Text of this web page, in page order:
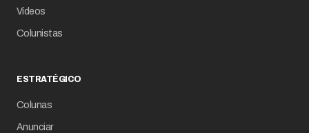
Vídeos
Colunistas
ESTRATÉGICO
Colunas
Anunciar